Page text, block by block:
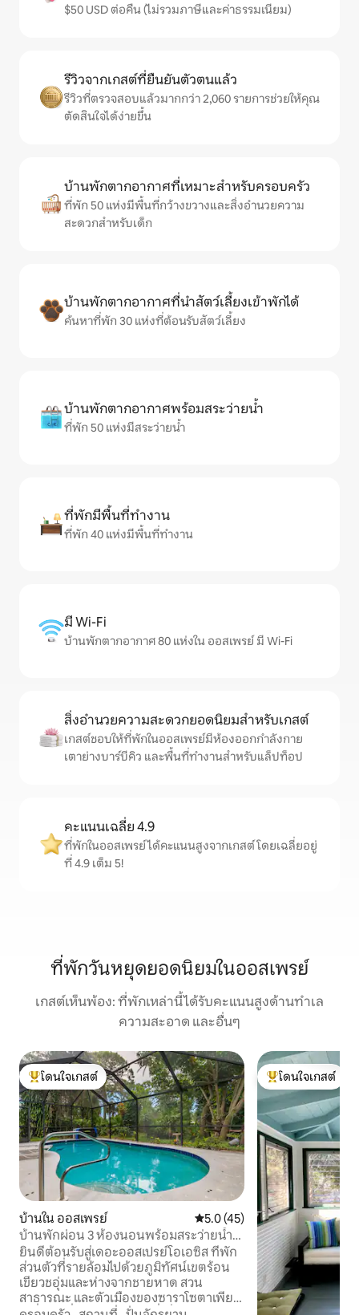
$50 USD ต่อคืน (ไม่รวมภาษีและค่าธรรมเนียม)
รีวิวจากเกสต์ที่ยืนยันตัวตนแล้ว
รีวิวที่ตรวจสอบแล้วมากกว่า 2,060 รายการช่วยให้คุณ
ตัดสินใจได้ง่ายขึ้น
บ้านพักตากอากาศที่เหมาะสำหรับครอบครัว
ที่พัก 50 แห่งมีพื้นที่กว้างขวางและสิ่งอำนวยความ
สะดวกสำหรับเด็ก
บ้านพักตากอากาศที่นำสัตว์เลี้ยงเข้าพักได้
ค้นหาที่พัก 30 แห่งที่ต้อนรับสัตว์เลี้ยง
บ้านพักตากอากาศพร้อมสระว่ายน้ำ
ที่พัก 50 แห่งมีสระว่ายน้ำ
ที่พักมีพื้นที่ทำงาน
ที่พัก 40 แห่งมีพื้นที่ทำงาน
มี Wi-Fi
บ้านพักตากอากาศ 80 แห่งใน ออสเพรย์ มี Wi-Fi
สิ่งอำนวยความสะดวกยอดนิยมสำหรับเกสต์
เกสต์ชอบให้ที่พักในออสเพรย์มีห้องออกกำลังกาย
เตาย่างบาร์บีคิว และพื้นที่ทำงานสำหรับแล็ปท็อป
คะแนนเฉลี่ย 4.9
ที่พักในออสเพรย์ได้คะแนนสูงจากเกสต์ โดยเฉลี่ยอยู่
ที่ 4.9 เต็ม 5!
ที่พักวันหยุดยอดนิยมในออสเพรย์
เกสต์เห็นพ้อง: ที่พักเหล่านี้ได้รับคะแนนสูงด้านทำเล
ความสะอาด และอื่นๆ
โดนใจเกสต์ที่สุด
โดนใจเกสต์
บ้านใน ออสเพรย์ คะแนนเฉลี่ย 5.0 จาก 5, 45 รีวิว
5.0 (45)
บ้านพักผ่อน 3 ห้องนอนพร้อมสระว่ายน้ำ
ใกล้ซาราโซตา
ยินดีต้อนรับสู่เดอะออสเปรย์โอเอซิส ที่พัก
ส่วนตัวที่รายล้อมไปด้วยภูมิทัศน์เขตร้อน
เขียวชอุ่มและห่างจากชายหาด สวน
สาธารณะ และตัวเมืองของซาราโซตาเพียง
โดนใจเกสต์ที่สุด
โดนใจเกสต์